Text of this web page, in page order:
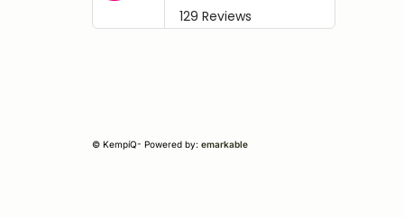
© KempíQ- Powered by: emarkable